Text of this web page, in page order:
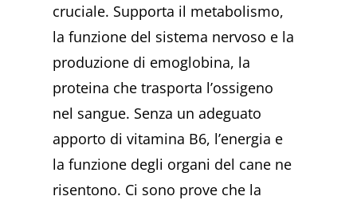
cruciale. Supporta il metabolismo,
la funzione del sistema nervoso e la
produzione di emoglobina, la
proteina che trasporta l’ossigeno
nel sangue. Senza un adeguato
apporto di vitamina B6, l’energia e
la funzione degli organi del cane ne
risentono. Ci sono prove che la